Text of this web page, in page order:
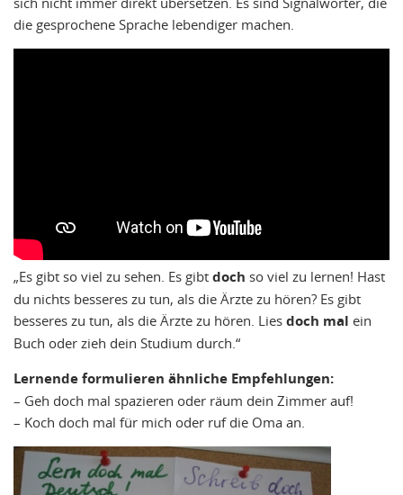
die gesprochene Sprache lebendiger machen.
„Es gibt so viel zu sehen. Es gibt doch so viel zu lernen! Hast
du nichts besseres zu tun, als die Ärzte zu hören? Es gibt
besseres zu tun, als die Ärzte zu hören. Lies doch mal ein
Buch oder zieh dein Studium durch.“
Lernende formulieren ähnliche Empfehlungen:
– Geh doch mal spazieren oder räum dein Zimmer auf!
– Koch doch mal für mich oder ruf die Oma an.